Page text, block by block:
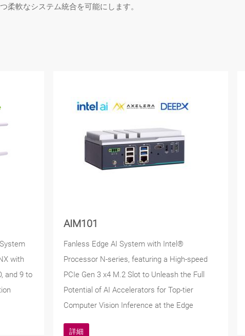
柔軟なシステム統合を可能にします。
with
and 9 to
AIM101
Fanless Edge AI System with Intel®
Processor N-series, featuring a High-speed
PCIe Gen 3 x4 M.2 Slot to Unleash the Full
Potential of AI Accelerators for Top-tier
Computer Vision Inference at the Edge
詳細